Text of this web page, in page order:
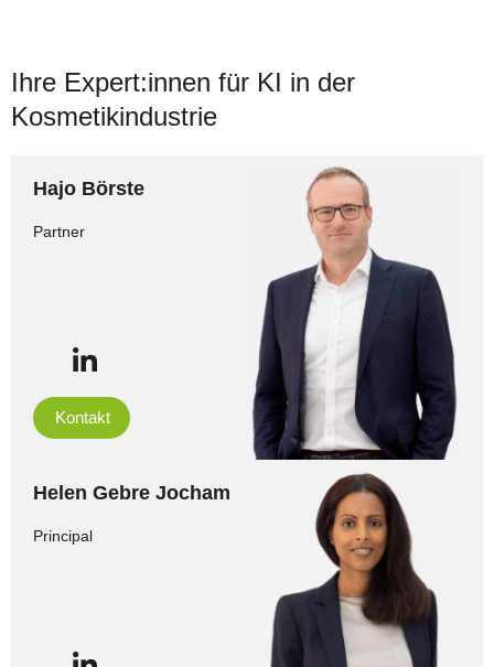
Ihre Expert:innen für KI in der
Kosmetikindustrie
Hajo Börste
Partner
Kontakt
Helen Gebre Jocham
Principal